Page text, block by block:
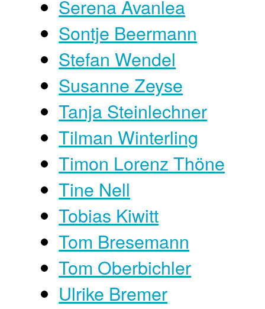
Serena Avanlea
Sontje Beermann
Stefan Wendel
Susanne Zeyse
Tanja Steinlechner
Tilman Winterling
Timon Lorenz Thöne
Tine Nell
Tobias Kiwitt
Tom Bresemann
Tom Oberbichler
Ulrike Bremer